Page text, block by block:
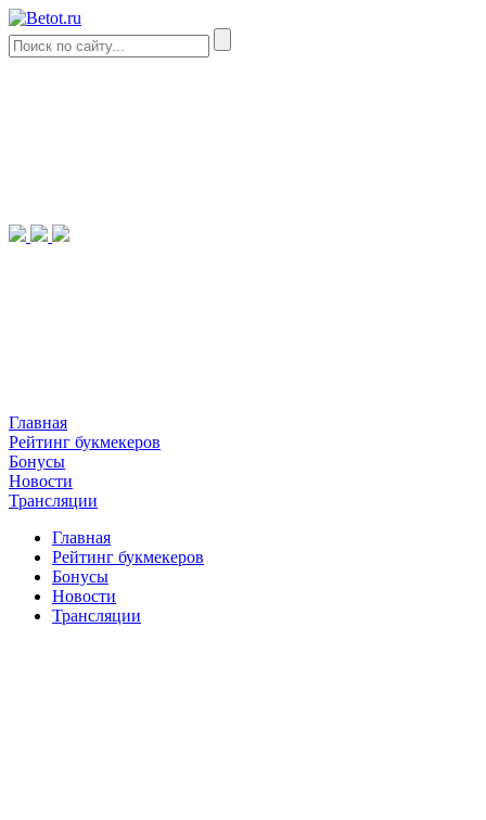
Главная
Рейтинг букмекеров
Бонусы
Новости
Трансляции
Главная
Рейтинг букмекеров
Бонусы
Новости
Трансляции